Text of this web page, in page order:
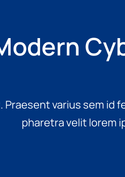
Praesent varius sem id
pharetra velit lorem